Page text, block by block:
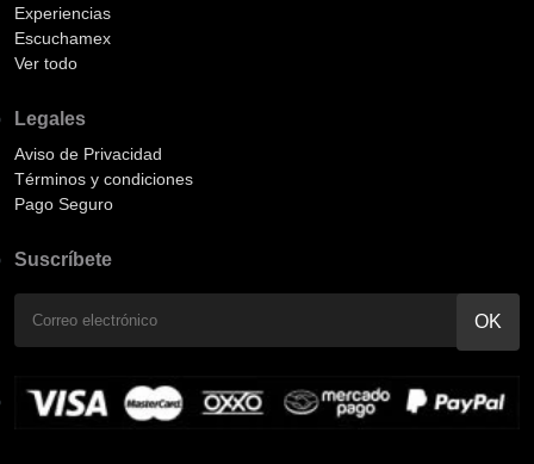
Experiencias
Escuchamex
Ver todo
Legales
Aviso de Privacidad
Términos y condiciones
Pago Seguro
Suscríbete